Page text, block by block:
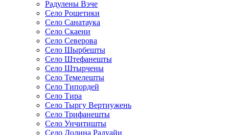
Радулены Вэче
Село Рошетики
Село Санатаука
Село Скаени
Село Северова
Село Шырбешты
Село Штефанешты
Село Штырчены
Село Темелешты
Село Типордей
Село Тира
Село Тыргу Вертиужень
Село Трифанешты
Село Унчитишты
Село Долина Радуайи